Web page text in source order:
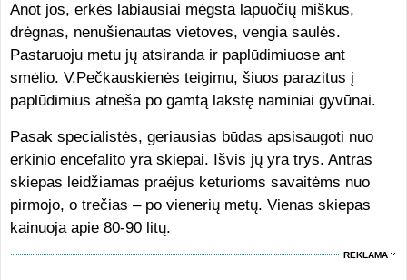
Anot jos, erkės labiausiai mėgsta lapuočių miškus,
drėgnas, nenušienautas vietoves, vengia saulės.
Pastaruoju metu jų atsiranda ir paplūdimiuose ant
smėlio. V.Pečkauskienės teigimu, šiuos parazitus į
paplūdimius atneša po gamtą lakstę naminiai gyvūnai.
Pasak specialistės, geriausias būdas apsisaugoti nuo
erkinio encefalito yra skiepai. Išvis jų yra trys. Antras
skiepas leidžiamas praėjus keturioms savaitėms nuo
pirmojo, o trečias – po vienerių metų. Vienas skiepas
kainuoja apie 80-90 litų.
REKLAMA